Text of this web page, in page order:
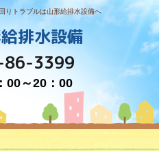
りトラブルは山形給排水設備へ
排水設備
3399
00～20：00